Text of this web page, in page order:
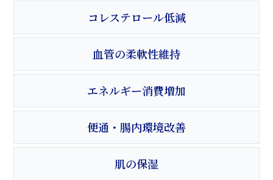
コレステロール低減
血管の柔軟性維持
エネルギー消費増加
便通・腸内環境改善
肌の保湿